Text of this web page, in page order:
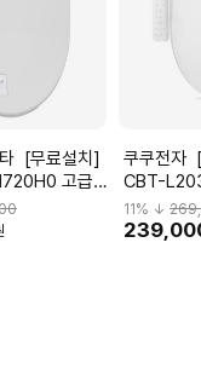
]
고급
살균(도기 살
쿠쿠전자 [기사설치] 비데
CBT-
필터 비데
11 % ↓